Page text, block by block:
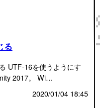
る
UTF-16を使うようにす
2017。 Wi…
2020/01/04 18:45